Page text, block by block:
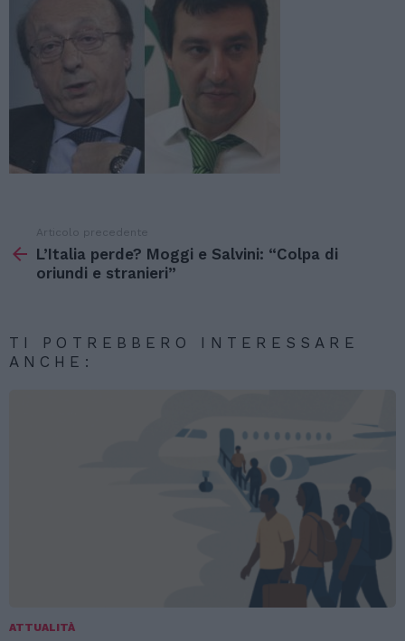
di
Articolo precedente
L’Italia perde? Moggi e Salvini: “Colpa di
oriundi e stranieri”
TI POTREBBERO INTERESSARE
ANCHE:
ATTUALITÀ